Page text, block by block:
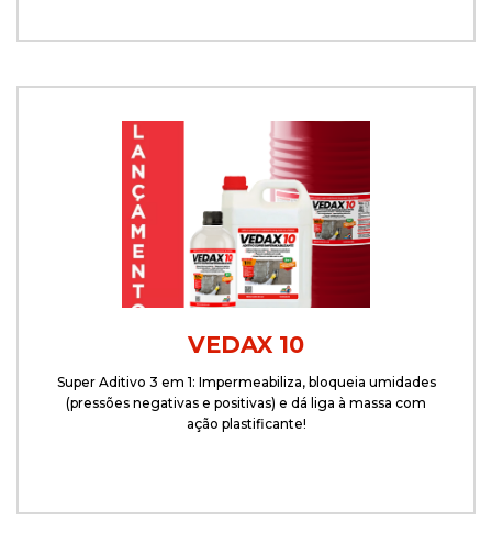
VEDAX 10
Super Aditivo 3 em 1: Impermeabiliza, bloqueia umidades
(pressões negativas e positivas) e dá liga à massa com
ação plastificante!